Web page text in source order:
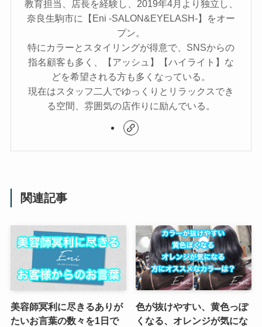
教育担当、店長を経験し、2019年4月より独立し、
奈良生駒市に【Eni -SALON&EYELASH-】をオー
プン。
特にカラーとスタイリングが得意で、SNSからの
指名顧客も多く、【アッシュ】【ハイライト】な
どを希望される方も多くなっている。
現在はスタッフ二人でゆっくりとリラックスでき
る空間、雰囲気の店作りに励んでいる。
関連記事
美容師冥利に尽きるありが
たいお言葉の数々を1日で
色が抜けやすい、黄色っぽ
くなる、オレンジが気にな